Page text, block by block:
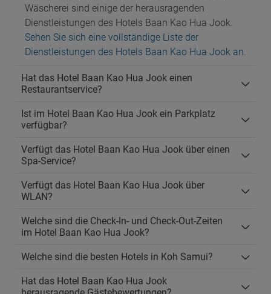
Wäscherei sind einige der herausragenden
Dienstleistungen des Hotels Baan Kao Hua Jook.
Sehen Sie sich eine vollständige Liste der
Dienstleistungen des Hotels Baan Kao Hua Jook an.
Hat das Hotel Baan Kao Hua Jook einen
Restaurantservice?
Ist im Hotel Baan Kao Hua Jook ein Parkplatz
verfügbar?
Verfügt das Hotel Baan Kao Hua Jook über einen
Spa-Service?
Verfügt das Hotel Baan Kao Hua Jook über
WLAN?
Welche sind die Check-In- und Check-Out-Zeiten
im Hotel Baan Kao Hua Jook?
Welche sind die besten Hotels in Koh Samui?
Hat das Hotel Baan Kao Hua Jook